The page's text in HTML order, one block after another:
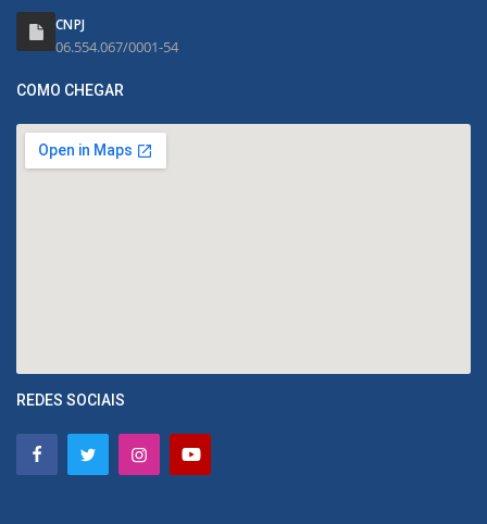
CNPJ
06.554.067/0001-54
COMO CHEGAR
REDES SOCIAIS